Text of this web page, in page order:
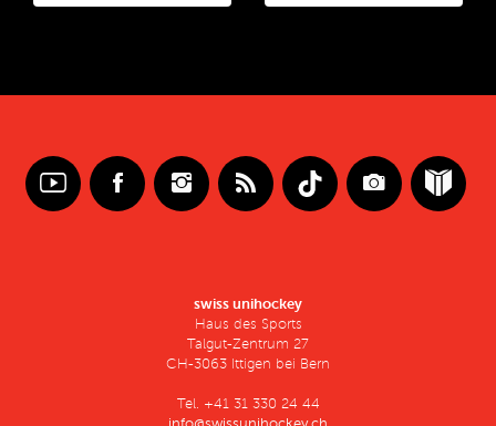
swiss unihockey
Haus des Sports
Talgut-Zentrum 27
CH-3063 Ittigen bei Bern
Tel. +41 31 330 24 44